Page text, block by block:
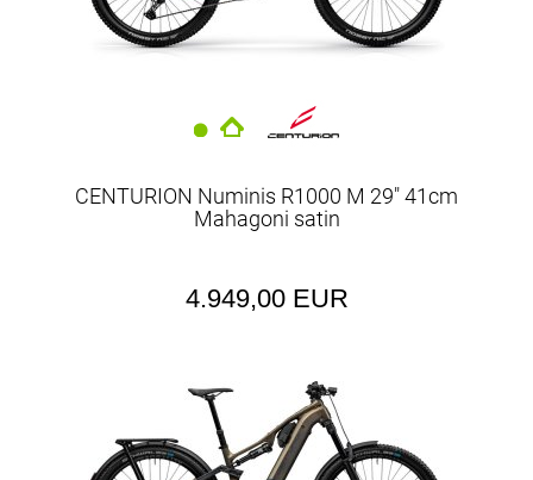
CENTURION Numinis R1000 M 29" 41cm
Mahagoni satin
4.949,00 EUR